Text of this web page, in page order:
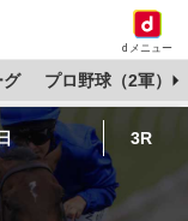
dメニュー
グ プロ野球（2軍）
3R